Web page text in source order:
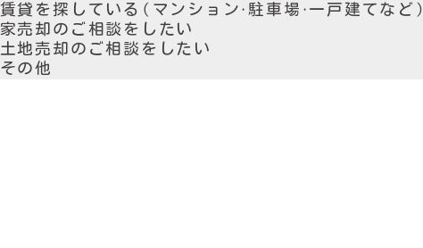
賃貸を探している （マンション・駐車場・一戸建てなど）
家売却のご相談をしたい
土地売却のご相談をしたい
その他